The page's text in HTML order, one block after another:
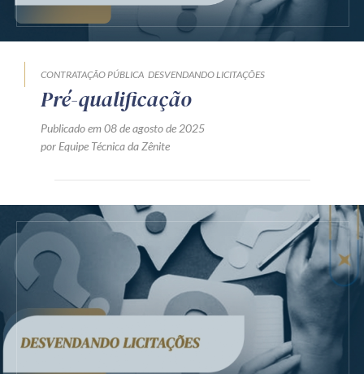
Produtos e serviços
Orientação por Escrito
Mentoria Zênite
Capacitação
Zênite Online
Eventos presenciais
Zênite in Company
Diferenciais
CONTRATAÇÃO PÚBLICA DESVENDANDO LICITAÇÕES
Pré-qualificação
Publicado em 08 de agosto de 2025
por Equipe Técnica da Zênite